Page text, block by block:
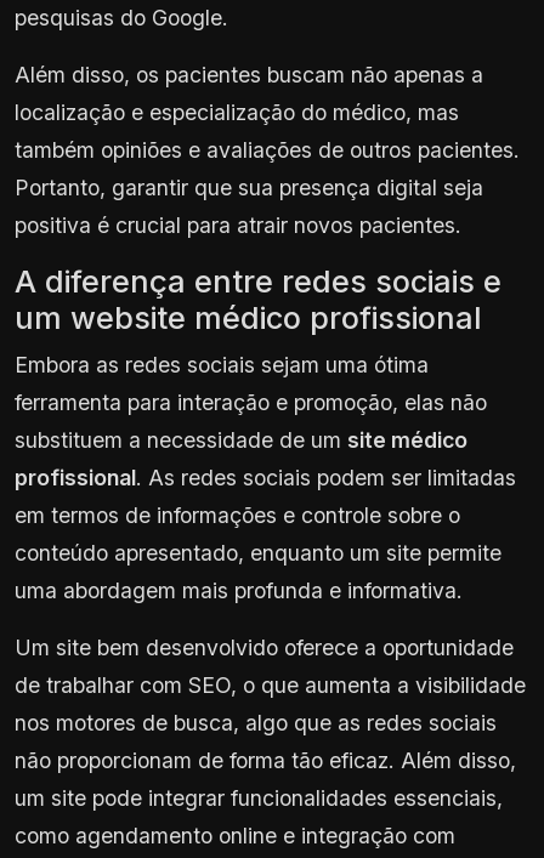
pesquisas do Google.
Além disso, os pacientes buscam não apenas a
localização e especialização do médico, mas
também opiniões e avaliações de outros pacientes.
Portanto, garantir que sua presença digital seja
positiva é crucial para atrair novos pacientes.
A diferença entre redes sociais e
um website médico profissional
Embora as redes sociais sejam uma ótima
ferramenta para interação e promoção, elas não
substituem a necessidade de um site médico
profissional. As redes sociais podem ser limitadas
em termos de informações e controle sobre o
conteúdo apresentado, enquanto um site permite
uma abordagem mais profunda e informativa.
Um site bem desenvolvido oferece a oportunidade
de trabalhar com SEO, o que aumenta a visibilidade
nos motores de busca, algo que as redes sociais
não proporcionam de forma tão eficaz. Além disso,
um site pode integrar funcionalidades essenciais,
como agendamento online e integração com